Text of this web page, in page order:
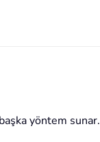
yöntem